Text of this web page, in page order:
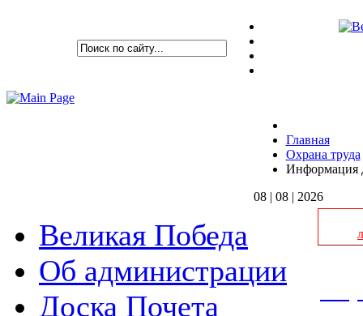
Главная
Охрана труда
Информация
08 | 08 | 2026
Великая Победа
Об администрации
Доска Почета